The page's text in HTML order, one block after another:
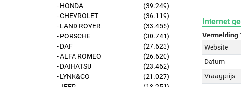
- HONDA
(39.249)
- CHEVROLET
(36.119)
- LAND ROVER
(33.455)
- PORSCHE
(30.741)
- DAF
(27.623)
- ALFA ROMEO
(26.620)
- DAIHATSU
(23.462)
- LYNK&CO
(21.027)
Internet
Vermelding
Website
Datum
Vraagprijs